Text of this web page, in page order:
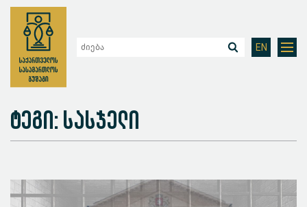
EN
ტეგი: სასჯელი